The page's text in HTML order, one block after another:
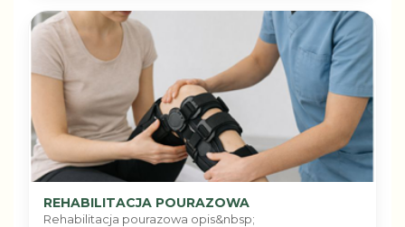
REHABILITACJA POURAZOWA
Rehabilitacja pourazowa opis&nbsp;